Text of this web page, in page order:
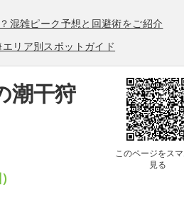
混雑ピーク予想と回避術をご紹介
リア別スポットガイド
潮干狩
このページをス
見る